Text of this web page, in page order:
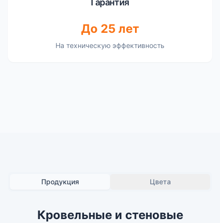
Гарантия
До 25 лет
На техническую эффективность
Продукция Цвета
Кровельные и стеновые